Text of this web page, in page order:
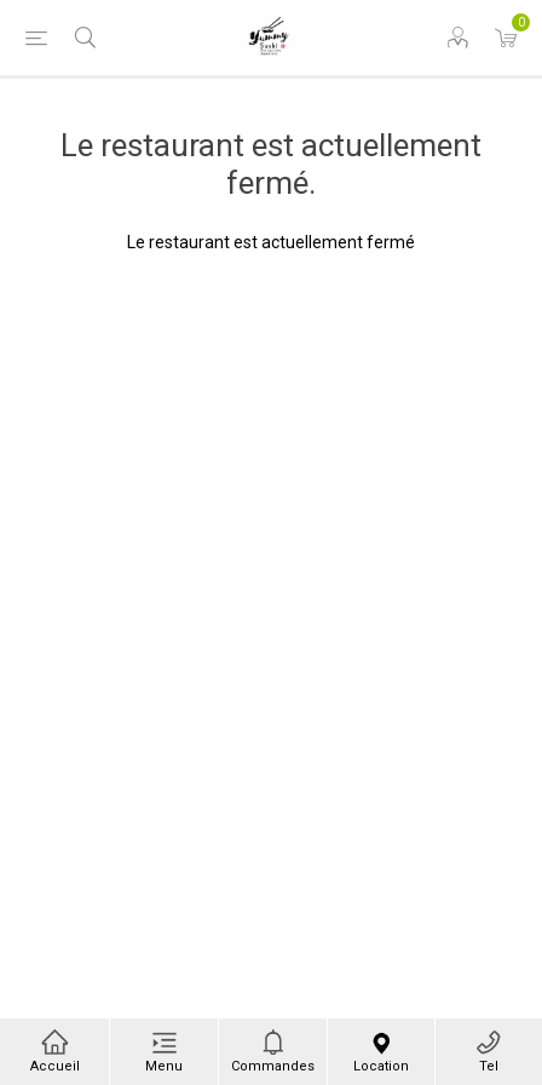
0
Le restaurant est actuellement
fermé.
Le restaurant est actuellement fermé
Accueil Menu Commandes Location Tel